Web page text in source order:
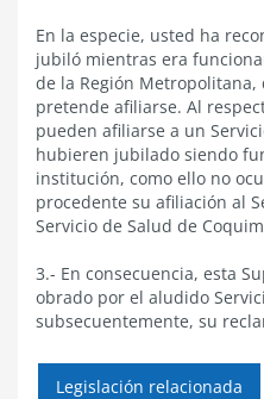
En la especie, usted ha
jubiló mientras era
de la Región
pretende afiliarse. Al
pueden afiliarse a un
hubieren jubilado siendo
institución, como ello no
procedente su afiliación al
Servicio de Salud de
3.- En consecuencia, esta
obrado por el aludido
subsecuentemente, su
Legislación relacionada